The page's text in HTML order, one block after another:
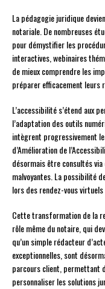
La pédagogie juridique
notariale. De nombreuses
pour démystifier les
interactives, webinaires
de mieux comprendre les
préparer efficacement leurs
L’accessibilité s’étend aux
l’adaptation des outils
intègrent progressivement
d’Amélioration de
désormais être consultés via
malvoyantes. La possibilité
lors des rendez-vous
Cette transformation de la
rôle même du notaire, qui
qu’un simple rédacteur
exceptionnelles, sont
parcours client, permettant
personnaliser les solutions